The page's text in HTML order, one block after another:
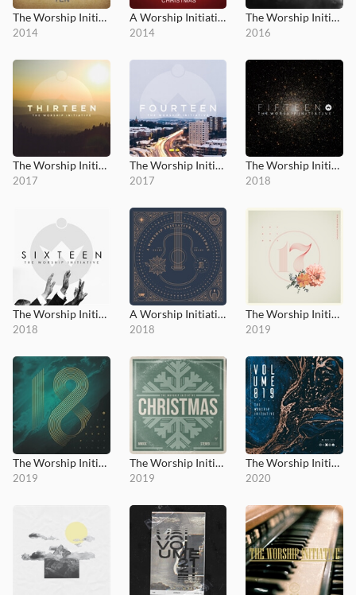
The Worship Initiative, Vol. 10
2014
A Worship Initiative Christmas
2014
The Worship Initiative, Vol. 11
2016
The Worship Initiative, Vol. 13
2017
The Worship Initiative, Vol. 14
2017
The Worship Initiative, Vol. 15
2018
The Worship Initiative, Vol. 16
2018
A Worship Initiative Christmas, Vol.2
2018
The Worship Initiative Vol. 17
2019
The Worship Initiative, Vol. 18
2019
The Worship Initiative Christmas
2019
The Worship Initiative, Vol. 19
2020